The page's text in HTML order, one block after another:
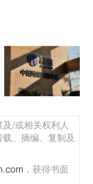
/或相关权利人
、摘编、复制及
，获得书面